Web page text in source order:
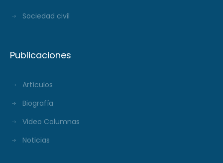
Sociedad civil
Publicaciones
Artículos
Biografía
Video Columnas
Noticias